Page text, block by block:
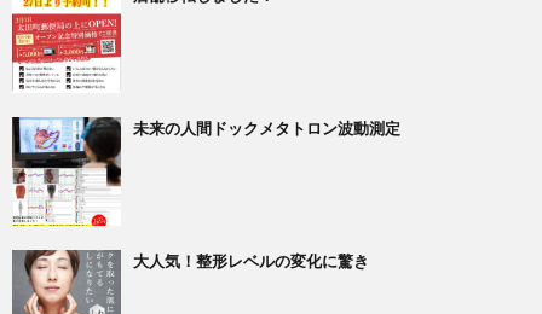
未来の人間ドックメタトロン波動測定
大人気！整形レベルの変化に驚き